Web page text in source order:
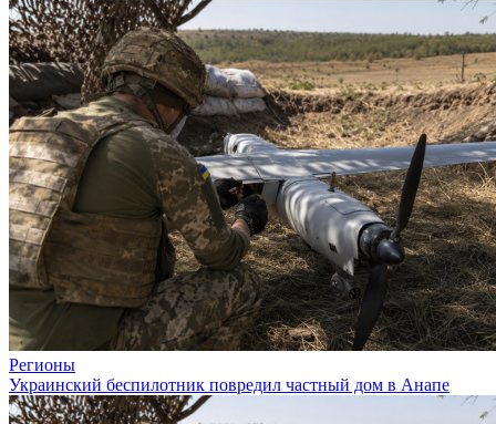
Регионы
Украинский беспилотник повредил частный дом в Анапе